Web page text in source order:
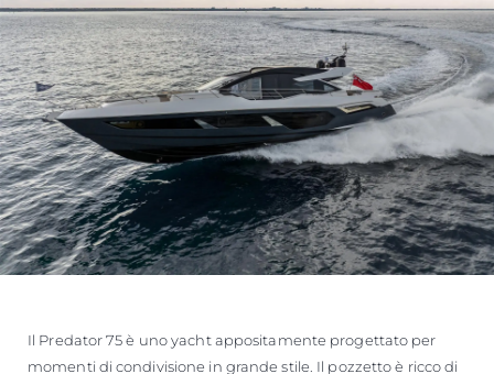
Il Predator 75 è uno yacht appositamente progettato per
momenti di condivisione in grande stile. Il pozzetto è ricco di